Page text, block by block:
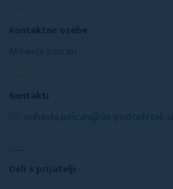
Kontaktne osebe
Kontakti
mihaela.jurican@os-podcetrtek.si
Deli s prijatelji